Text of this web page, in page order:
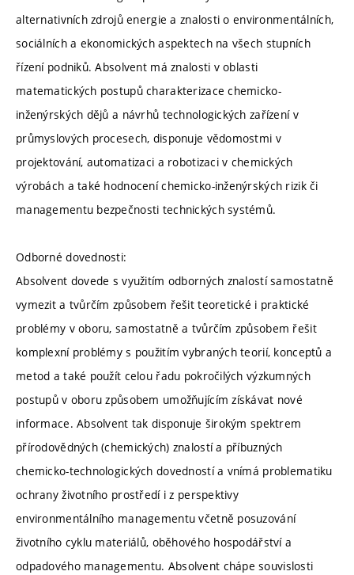
alternativních zdrojů energie a znalosti o environmentálních,
sociálních a ekonomických aspektech na všech stupních
řízení podniků. Absolvent má znalosti v oblasti
matematických postupů charakterizace chemicko-
inženýrských dějů a návrhů technologických zařízení v
průmyslových procesech, disponuje vědomostmi v
projektování, automatizaci a robotizaci v chemických
výrobách a také hodnocení chemicko-inženýrských rizik či
managementu bezpečnosti technických systémů.
Odborné dovednosti:
Absolvent dovede s využitím odborných znalostí samostatně
vymezit a tvůrčím způsobem řešit teoretické i praktické
problémy v oboru, samostatně a tvůrčím způsobem řešit
komplexní problémy s použitím vybraných teorií, konceptů a
metod a také použít celou řadu pokročilých výzkumných
postupů v oboru způsobem umožňujícím získávat nové
informace. Absolvent tak disponuje širokým spektrem
přírodovědných (chemických) znalostí a příbuzných
chemicko-technologických dovedností a vnímá problematiku
ochrany životního prostředí i z perspektivy
environmentálního managementu včetně posuzování
životního cyklu materiálů, oběhového hospodářství a
odpadového managementu. Absolvent chápe souvislosti